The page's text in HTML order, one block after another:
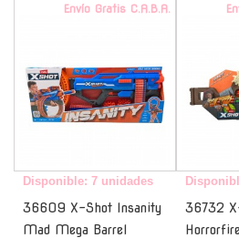
Envío Gratis C.A.B.A.
Disponible: 7 unidades
36609 X-Shot Insanity
Mad Mega Barrel
36732